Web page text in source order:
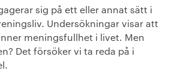
+
sig på ett eller annat sätt i
Undersökningar visar att
meningsfullhet i livet. Men
Det försöker vi ta reda på i